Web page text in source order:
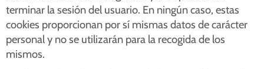
terminar la sesión del usuario. En ningún caso, estas
cookies proporcionan por sí mismas datos de carácter
personal y no se utilizarán para la recogida de los
mismos.